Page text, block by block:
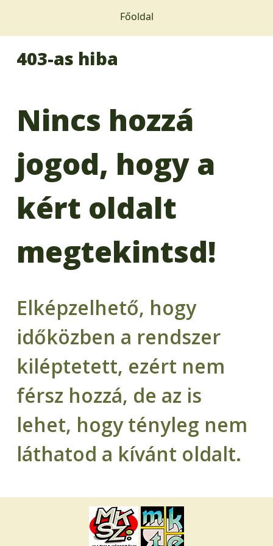
Főoldal
403-as hiba
Nincs hozzá
jogod, hogy a
kért oldalt
megtekintsd!
Elképzelhető, hogy
időközben a rendszer
kiléptetett, ezért nem
férsz hozzá, de az is
lehet, hogy tényleg nem
láthatod a kívánt oldalt.